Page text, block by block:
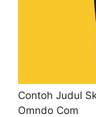
Contoh Judul
Omndo Com